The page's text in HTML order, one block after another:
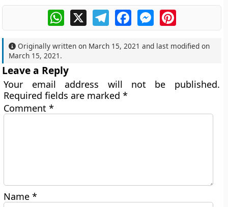
WhatsApp
X TelegramFacebookMessengerPinterest
Originally written on March 15, 2021 and last modified on
March 15, 2021 .
Leave a Reply
Your email address will not be published.
Required fields are marked*
Comment*
Name*